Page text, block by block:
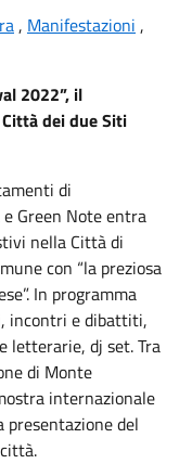
, Manifestazioni ,
2022”, il
àdei due Siti
di
Green Note entra
nella Città di
con “la preziosa
In programma
incontri e dibattiti,
letterarie, dj set. Tra
di Monte
internazionale
presentazione del